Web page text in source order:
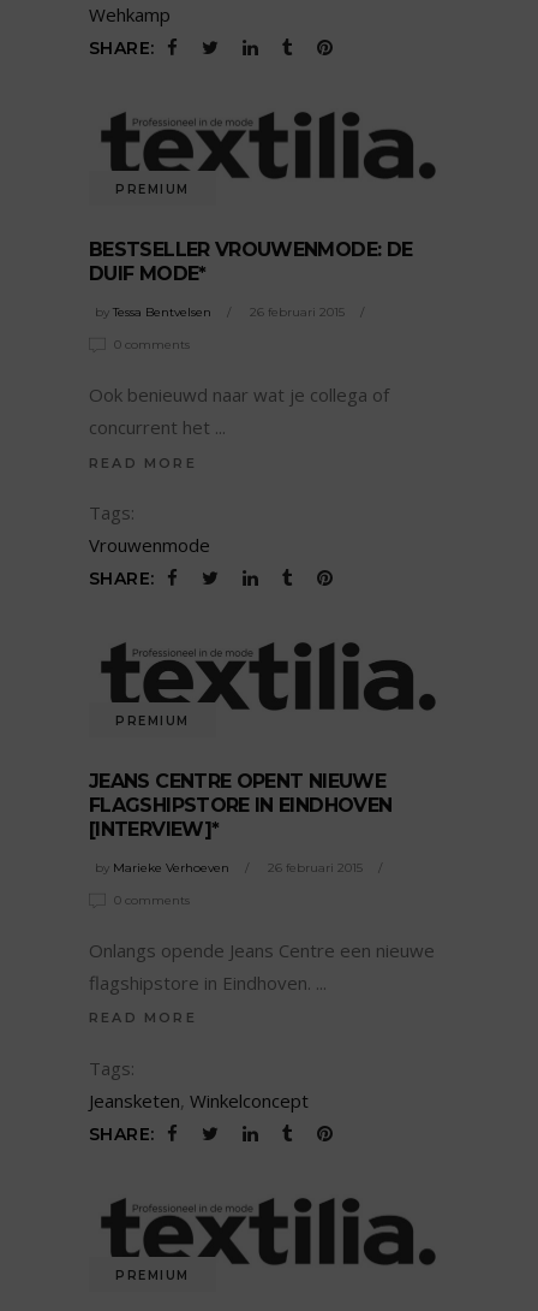
Wehkamp
SHARE:
PREMIUM
BESTSELLER VROUWENMODE: DE
DUIF MODE*
by Tessa Bentvelsen 26 februari 2015
0 comments
Ook benieuwd naar wat je collega of
concurrent het
READ MORE
Tags:
Vrouwenmode
SHARE:
PREMIUM
JEANS CENTRE OPENT NIEUWE
FLAGSHIPSTORE IN EINDHOVEN
[INTERVIEW]*
by Marieke Verhoeven 26 februari 2015
0 comments
Onlangs opende Jeans Centre een nieuwe
flagshipstore in Eindhoven.
READ MORE
Tags:
Jeansketen, Winkelconcept
SHARE:
PREMIUM